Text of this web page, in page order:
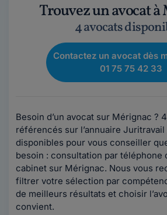
Trouvez un avocat
4 avocats
Contactez un avocat dès
01 75 75 42 33
Besoin d’un avocat sur Mérignac ?
référencés sur l’annuaire
disponibles pour vous conseiller
besoin : consultation par téléphone
cabinet sur Mérignac. Nous vous
filtrer votre sélection par
de meilleurs résultats et choisir
convient.